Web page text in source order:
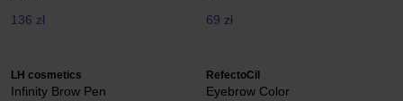
136 zł 69 zł
LH cosmetics
Infinity Brow Pen
RefectoCil
Eyebrow Color